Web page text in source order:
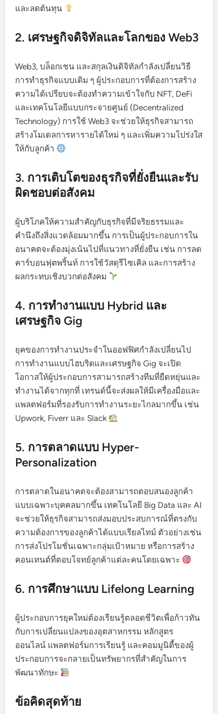
และลดต้นทุน
2. เศรษฐกิจดิจิทัลและโลกของ Web3
Web3, บล็อกเชน และสกุลเงินดิจิทัลกำลังเปลี่ยนวิธี
การทำธุรกิจแบบเดิม ๆ ผู้ประกอบการที่ต้องการสร้าง
ความได้เปรียบจะต้องทำความเข้าใจกับ NFT, DeFi
และเทคโนโลยีแบบกระจายศูนย์ (Decentralized
Technology) การใช้ Web3 จะช่วยให้ธุรกิจสามารถ
สร้างโมเดลการหารายได้ใหม่ ๆ และเพิ่มความโปร่งใส
ให้กับลูกค้า
3. การเติบโตของธุรกิจที่ยั่งยืนและรับ
ผิดชอบต่อสังคม
ผู้บริโภคให้ความสำคัญกับธุรกิจที่มีจริยธรรมและ
คำนึงถึงสิ่งแวดล้อมมากขึ้น การเป็นผู้ประกอบการใน
อนาคตจะต้องมุ่งเน้นไปที่แนวทางที่ยั่งยืน เช่น การลด
คาร์บอนฟุตพริ้นท์ การใช้วัสดุรีไซเคิล และการสร้าง
ผลกระทบเชิงบวกต่อสังคม
4. การทำงานแบบ Hybrid และ
เศรษฐกิจ Gig
ยุคของการทำงานประจำในออฟฟิศกำลังเปลี่ยนไป
การทำงานแบบไฮบริดและเศรษฐกิจ Gig จะเปิด
โอกาสให้ผู้ประกอบการสามารถสร้างทีมที่ยืดหยุ่นและ
ทำงานได้จากทุกที่ เทรนด์นี้จะส่งผลให้มีเครื่องมือและ
แพลตฟอร์มที่รองรับการทำงานระยะไกลมากขึ้น เช่น
Upwork, Fiverr และ Slack
5. การตลาดแบบ Hyper-
Personalization
การตลาดในอนาคตจะต้องสามารถตอบสนองลูกค้า
แบบเฉพาะบุคคลมากขึ้น เทคโนโลยี Big Data และ AI
จะช่วยให้ธุรกิจสามารถส่งมอบประสบการณ์ที่ตรงกับ
ความต้องการของลูกค้าได้แบบเรียลไทม์ ตัวอย่างเช่น
การส่งโปรโมชั่นเฉพาะกลุ่มเป้าหมาย หรือการสร้าง
คอนเทนต์ที่ตอบโจทย์ลูกค้าแต่ละคนโดยเฉพาะ
6. การศึกษาแบบ Lifelong Learning
ผู้ประกอบการยุคใหม่ต้องเรียนรู้ตลอดชีวิตเพื่อก้าวทัน
กับการเปลี่ยนแปลงของอุตสาหกรรม หลักสูตร
ออนไลน์ แพลตฟอร์มการเรียนรู้ และคอมมูนิตี้ของผู้
ประกอบการจะกลายเป็นทรัพยากรที่สำคัญในการ
พัฒนาทักษะ
ข้อคิดสุดท้าย